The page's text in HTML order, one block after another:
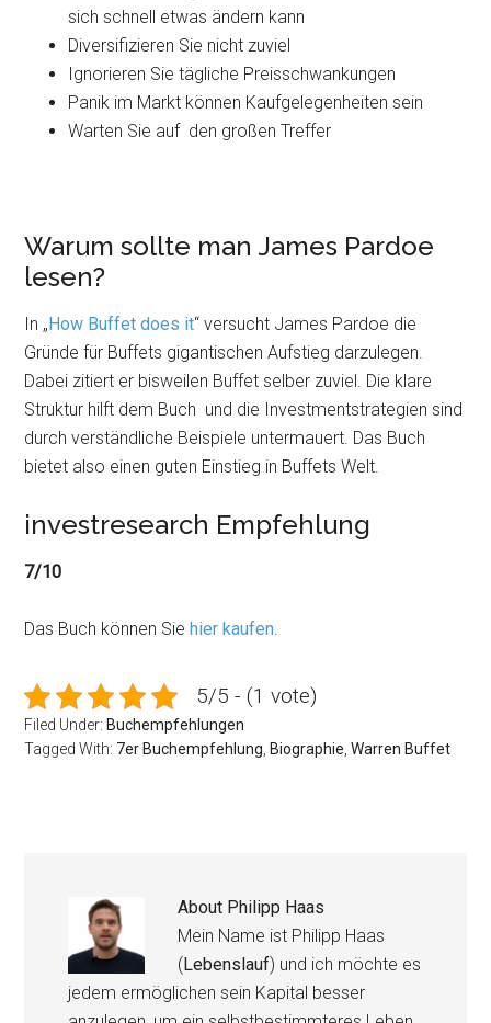
sich schnell etwas ändern kann
Diversifizieren Sie nicht zuviel
Ignorieren Sie tägliche Preisschwankungen
Panik im Markt können Kaufgelegenheiten sein
Warten Sie auf den großen Treffer
Warum sollte man James Pardoe
lesen?
In „How Buffet does it“ versucht James Pardoe die
Gründe für Buffets gigantischen Aufstieg darzulegen.
Dabei zitiert er bisweilen Buffet selber zuviel. Die klare
Struktur hilft dem Buch und die Investmentstrategien sind
durch verständliche Beispiele untermauert. Das Buch
bietet also einen guten Einstieg in Buffets Welt.
investresearch Empfehlung
7/10
Das Buch können Siehier kaufen.
5/5 - (1 vote)
Filed Under: Buchempfehlungen
Tagged With: 7er Buchempfehlung Biographie ,Warren Buffet
About Philipp Haas
Mein Name ist Philipp Haas
(Lebenslauf) und ich möchte es
jedem ermöglichen sein Kapital besser